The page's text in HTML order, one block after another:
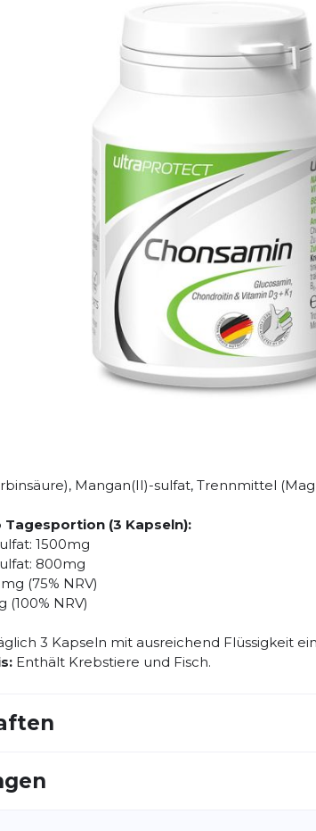
(90 Kapseln)
von ultraSPORTS ist ein
Gelenkfunktion
Kombination aus
für gesunde Gelenke.
und Manganenthalten, die zur
unterstützen.
und aktive Menschen, die ihre Gelenke
einfach, dank der gut dosierbaren Kapseln.
90 Kapseln und reicht für eine langfristige
und Knorpel
und Glucosaminsulfat
C und Mangan für Kollagenbildung
aktive Menschen geeignet
eine langfristige Versorgung
(aus Krebstieren),
Mangan(II)-sulfat, Trennmittel
(3 Kapseln):
1500mg
800mg
(75% NRV)
(100% NRV)
3 Kapseln mit ausreichend Flüssigkeit
Enthält Krebstiere und Fisch.